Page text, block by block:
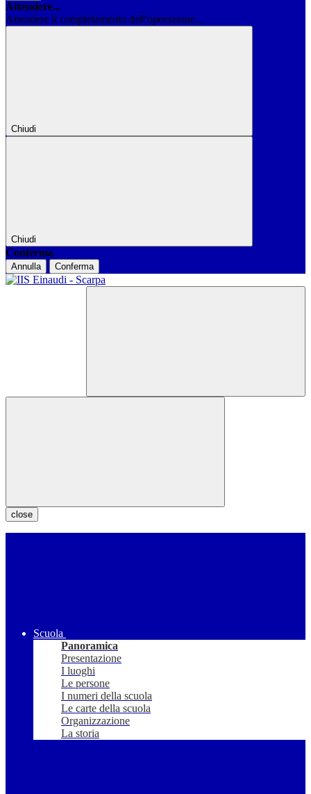
Attendere...
Attendere il completamento dell'operazione...
Chiudi
Chiudi
Conferma
Annulla Conferma
close
Scuola
Panoramica
Presentazione
I luoghi
Le persone
I numeri della scuola
Le carte della scuola
Organizzazione
La storia